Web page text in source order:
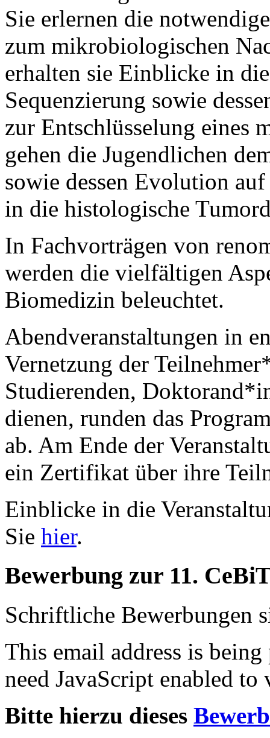
Sie erlernen die
zum mikrobiologischen
erhalten sie Einblicke in
Sequenzierung sowie
zur Entschlüsselung eines
gehen die Jugendlichen
sowie dessen Evolution
in die histologische
In Fachvorträgen von
werden die vielfältigen
Biomedizin beleuchtet.
Abendveranstaltungen in
Vernetzung der
Studierenden,
dienen, runden das
ab. Am Ende der
ein Zertifikat über ihre
Einblicke in die
Sie hier.
Bewerbung zur 11.
Schriftliche Bewerbungen
This email address is
need JavaScript enabled
Bitte hierzu dieses